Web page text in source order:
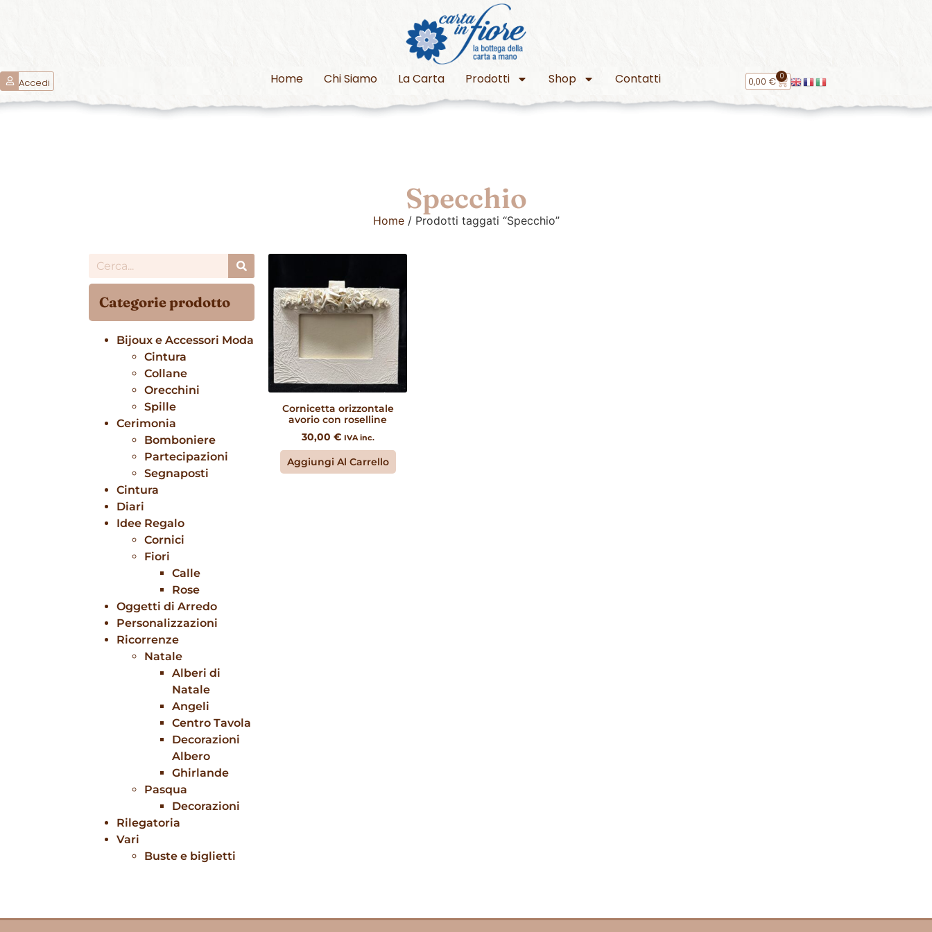
Accedi Home Chi Siamo La Carta Prodotti Shop Contatti 0,00€ 0
Specchio
Home/ Prodotti taggati “Specchio”
Categorie prodotto
Bijoux e Accessori Moda
Cintura
Collane
Orecchini
Spille
Cerimonia
Bomboniere
Partecipazioni
Segnaposti
Cintura
Diari
Idee Regalo
Cornici
Fiori
Calle
Rose
Oggetti di Arredo
Personalizzazioni
Ricorrenze
Natale
Alberi di
Natale
Angeli
Centro Tavola
Decorazioni
Albero
Ghirlande
Pasqua
Decorazioni
Rilegatoria
Vari
Buste e biglietti
Cornicetta orizzontale
avorio con roselline
30,00 € IVA inc.
Aggiungi Al Carrello